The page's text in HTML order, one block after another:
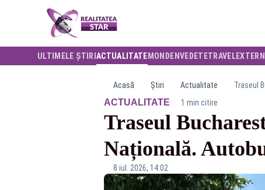
ULTIMELE ȘTIRI ACTUALITATE MONDENVEDETETRAVELEXTERN
Acasă Știri Actualitate Traseul
ACTUALITATE· 1 min citire
Traseul
Națională.
8 iul. 2026, 14:02